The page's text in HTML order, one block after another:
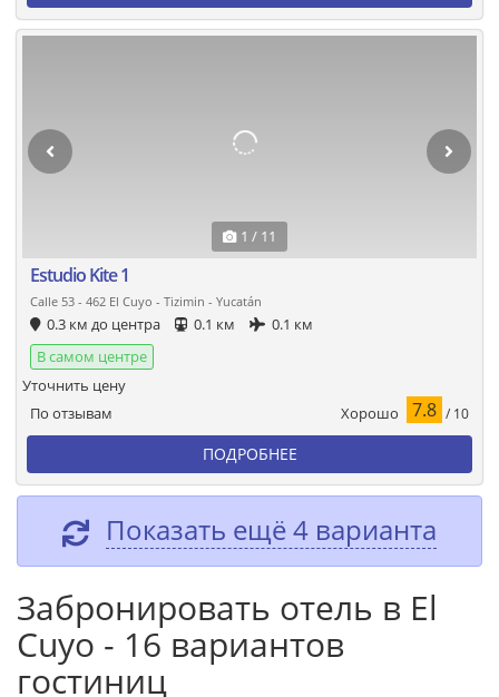
1 / 11
Estudio Kite 1
Calle 53 - 462 El Cuyo - Tizimin - Yucatán
0.3 км до центра 0.1 км
0.1 км
В самом центре
По отзывам Хорошо 7.8 / 10
Уточнить цену
ПОДРОБНЕЕ
Показать ещё 4 варианта
Забронировать отель в El
Cuyo - 16 вариантов
гостиниц